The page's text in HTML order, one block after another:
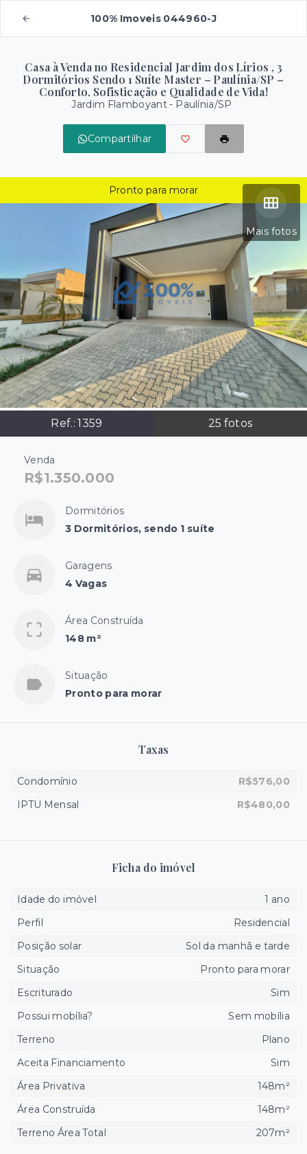
100% Imoveis 044960-J
Casa à Venda no Residencial Jardim dos Lírios , 3
Dormitórios Sendo 1 Suíte Master – Paulínia/SP –
Conforto, Sofisticação e Qualidade de Vida!
Jardim Flamboyant - Paulínia/SP
Compartilhar
Mais fotos
Ref.:1359 25 fotos
Pronto para morar
Venda
R$1.350.000
Dormitórios
3 Dormitórios, sendo 1 suíte
Garagens
4 Vagas
Área Construída
148 m²
Situação
Pronto para morar
Taxas
Condomínio
R$576,00
IPTU Mensal
R$480,00
Ficha do imóvel
Idade do imóvel
1 ano
Perfil
Residencial
Posição solar
Sol da manhã e tarde
Situação
Pronto para morar
Escriturado
Sim
Possui mobília?
Sem mobília
Terreno
Plano
Aceita Financiamento
Sim
Área Privativa
148m²
Área Construída
148m²
Terreno Área Total
207m²